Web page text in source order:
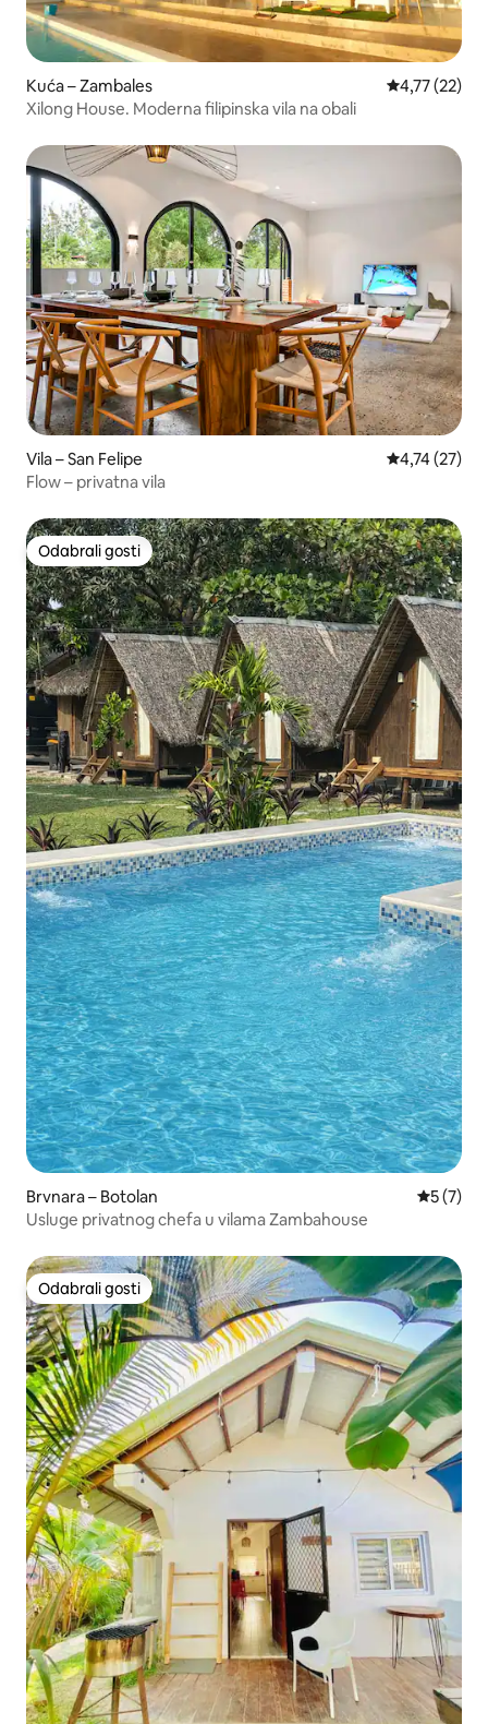
Kuća – Zambales Prosječna
4,77 (22)
Xilong House. Moderna filipinska vila na obali
Vila – San Felipe Prosječna
4,74 (27)
Flow – privatna vila
Odabrali gosti
Odabrali gosti
Brvnara – Botolan
5 (7)
Usluge privatnog chefa u vilama Zambahouse
Odabrali gosti
Odabrali gosti